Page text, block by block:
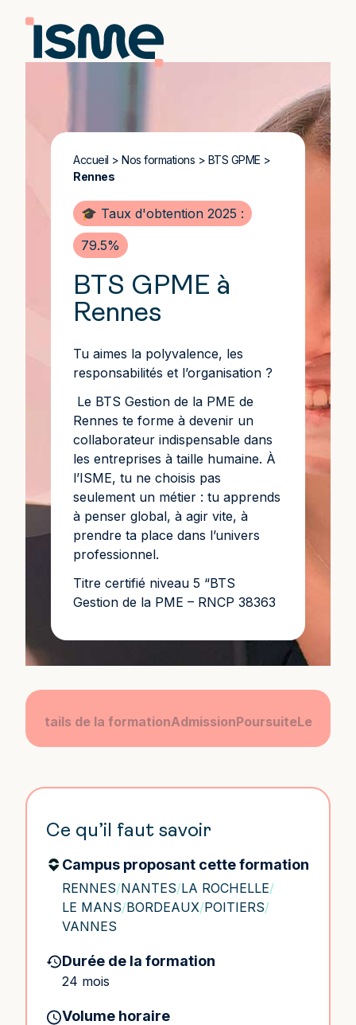
Accueil > Nos formations > BTS GPME >
Rennes
🎓 Taux d'obtention 2025 :
79.5%
BTS GPME à
Rennes
Tu aimes la polyvalence, les
responsabilités et l’organisation ?
Le BTS Gestion de la PME de
Rennes te forme à devenir un
collaborateur indispensable dans
les entreprises à taille humaine. À
l’ISME, tu ne choisis pas
seulement un métier : tu apprends
à penser global, à agir vite, à
prendre ta place dans l’univers
professionnel.
Titre certifié niveau 5 “BTS
Gestion de la PME – RNCP 38363
Détails de la formationAdmissionPoursuiteLe
Ce qu’il faut savoir
Campus proposant cette formation
RENNES/NANTES/LA ROCHELLE/
LE MANS/BORDEAUX/POITIERS/
VANNES
Durée de la formation
24 mois
Volume horaire